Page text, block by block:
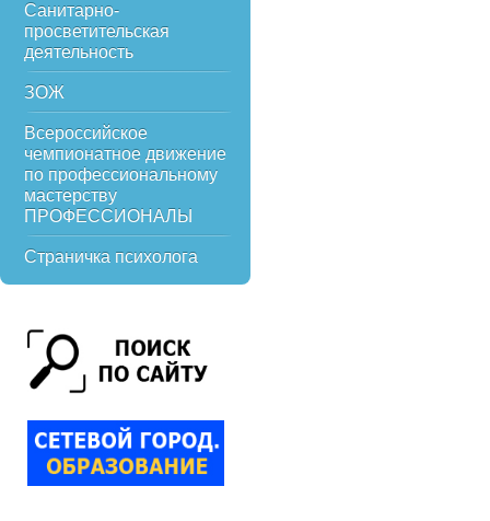
Санитарно-
просветительская
деятельность
ЗОЖ
Всероссийское
чемпионатное движение
по профессиональному
мастерству
ПРОФЕССИОНАЛЫ
Страничка психолога